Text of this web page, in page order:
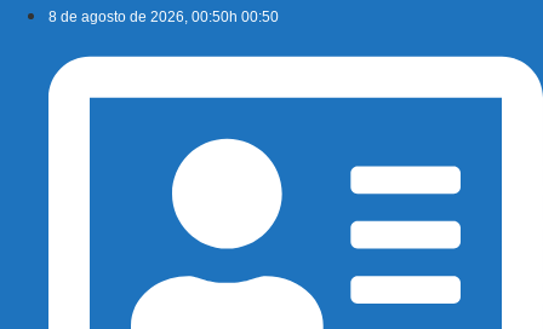
conteúdo
8 de agosto de 2026, 00:50h 00:50